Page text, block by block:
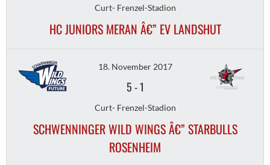
Curt- Frenzel-Stadion
HC JUNIORS MERAN Â€” EV LANDSHUT
18. November 2017
5-1
Curt- Frenzel-Stadion
SCHWENNINGER WILD WINGS Â€” STARBULLS
ROSENHEIM